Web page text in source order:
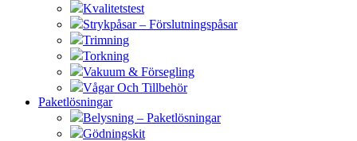
Kvalitetstest
Strykpåsar – Förslutningspåsar
Trimning
Torkning
Vakuum & Försegling
Vågar Och Tillbehör
Paketlösningar
Belysning – Paketlösningar
Gödningskit